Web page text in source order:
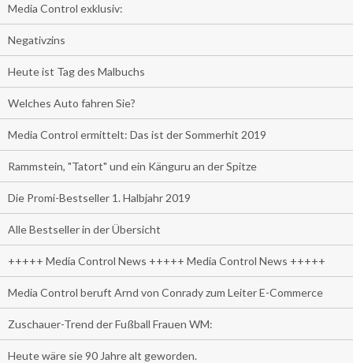
Media Control exklusiv:
Negativzins
Heute ist Tag des Malbuchs
Welches Auto fahren Sie?
Media Control ermittelt: Das ist der Sommerhit 2019
Rammstein, "Tatort" und ein Känguru an der Spitze
Die Promi-Bestseller 1. Halbjahr 2019
Alle Bestseller in der Übersicht
+++++ Media Control News +++++ Media Control News +++++
Media Control beruft Arnd von Conrady zum Leiter E-Commerce
Zuschauer-Trend der Fußball Frauen WM:
Heute wäre sie 90 Jahre alt geworden.